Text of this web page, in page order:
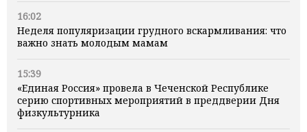
16:02
Неделя популяризации грудного вскармливания: что
важно знать молодым мамам
15:39
«Единая Россия» провела в Чеченской Республике
серию спортивных мероприятий в преддверии Дня
физкультурника